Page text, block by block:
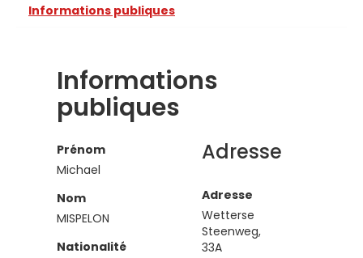
Informations publiques
Informations
publiques
Prénom
Michael
Nom
MISPELON
Nationalité
Adresse
Adresse
Wetterse
Steenweg,
33A